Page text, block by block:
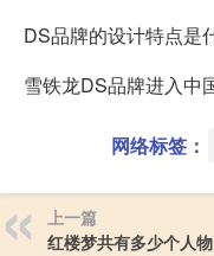
DS品牌的设计特点是
雪铁龙DS品牌进入中
网络标签：
上一篇
红楼梦共有多少个人物